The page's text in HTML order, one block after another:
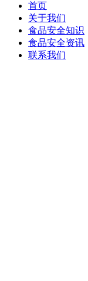
首页
关于我们
食品安全知识
食品安全资讯
联系我们